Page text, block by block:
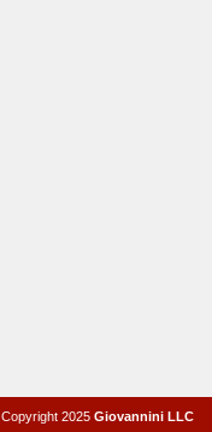
Copyright 2025 Giovannini LLC